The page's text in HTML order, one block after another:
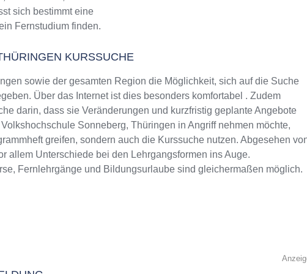
sich bestimmt eine
Fernstudium finden.
KURSSUCHE
sowie der gesamten Region die Möglichkeit, sich auf die Suche
Über das Internet ist dies besonders komfortabel . Zudem
darin, dass sie Veränderungen und kurzfristig geplante Angebote
Sonneberg, Thüringen in Angriff nehmen möchte,
greifen, sondern auch die Kurssuche nutzen. Abgesehen
allem Unterschiede bei den Lehrgangsformen ins Auge.
Fernlehrgänge und Bildungsurlaube sind gleichermaßen möglich.